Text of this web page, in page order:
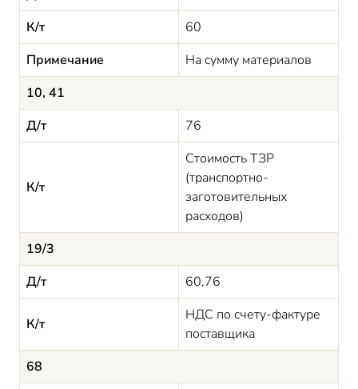
К/т
60
Примечание
На сумму материалов
10, 41
Д/т
76
К/т
Стоимость ТЗР
(транспортно-
заготовительных
расходов)
19/3
Д/т
60,76
К/т
НДС по счету-фактуре
поставщика
68